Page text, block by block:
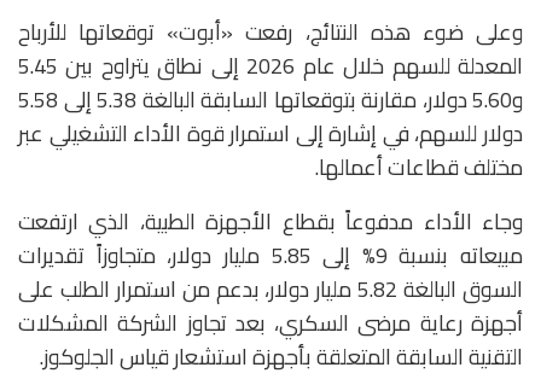
وعلى ضوء هذه النتائج، رفعت «أبوت» توقعاتها للأرباح
المعدلة للسهم خلال عام 2026 إلى نطاق يتراوح بين 5.45
و5.60 دولار، مقارنة بتوقعاتها السابقة البالغة 5.38 إلى 5.58
دولار للسهم، في إشارة إلى استمرار قوة الأداء التشغيلي عبر
مختلف قطاعات أعمالها.
وجاء الأداء مدفوعاً بقطاع الأجهزة الطبية، الذي ارتفعت
مبيعاته بنسبة 9% إلى 5.85 مليار دولار، متجاوزاً تقديرات
السوق البالغة 5.82 مليار دولار، بدعم من استمرار الطلب على
أجهزة رعاية مرضى السكري، بعد تجاوز الشركة المشكلات
التقنية السابقة المتعلقة بأجهزة استشعار قياس الجلوكوز.